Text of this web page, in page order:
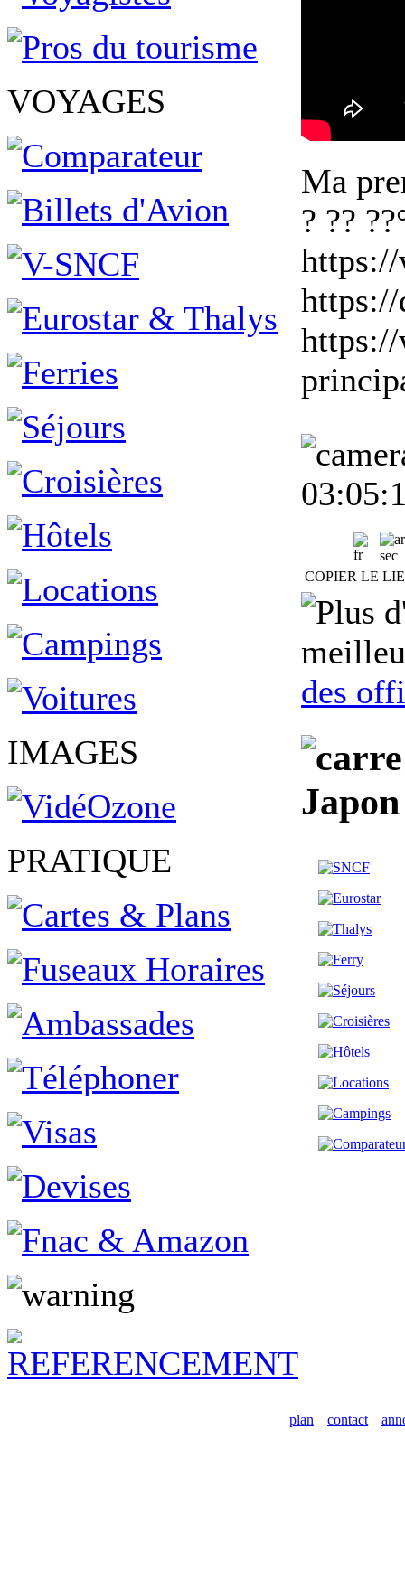
VOYAGES
IMAGES
PRATIQUE
Ma
? ??
sec
COPIER LE
des
plan contact